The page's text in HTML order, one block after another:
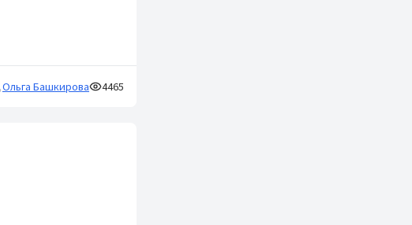
Ольга Башкирова 4465